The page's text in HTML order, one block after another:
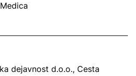
dejavnost d.o.o., Cesta